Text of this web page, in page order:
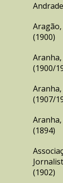
(1900)
(1900/
(1907/
(1894)
(1902)